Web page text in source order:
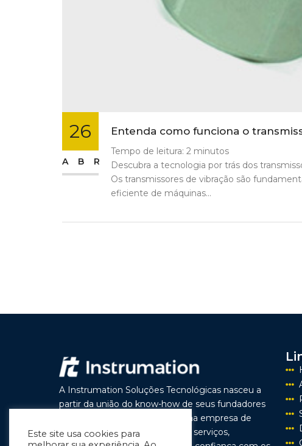
26
ABR
Entenda como funciona o
Tempo de leitura: 2 minutos
Descubra a tecnologia por trás dos
Os transmissores de vibração são
eficiente de máquinas...
A Instrumation Soluções Tecnológicas nasceu a
partir da união do know-how de seus fundadores
com o objetivo de construir uma empresa de
vanguarda por seus produtos e serviços,
Este site usa cookies para